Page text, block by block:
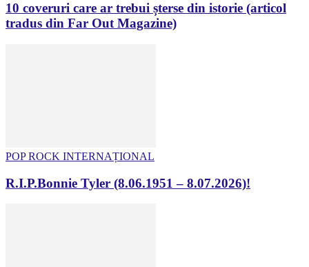
10 coveruri care ar trebui șterse din istorie (articol
tradus din Far Out Magazine)
POP ROCK INTERNAȚIONAL
R.I.P.Bonnie Tyler (8.06.1951 – 8.07.2026)!